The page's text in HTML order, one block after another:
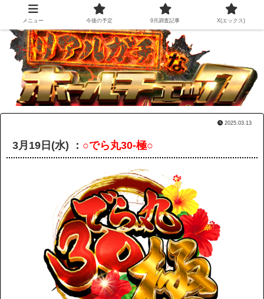
2025.03.13
3月19日(水) ： ○でら丸30-極○
メニュー 今後の予定 9月調査記事 X(エックス)